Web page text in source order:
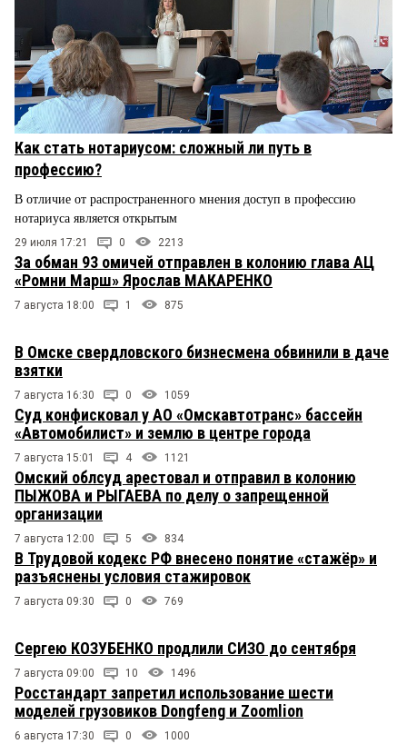
Как стать нотариусом: сложный ли путь в
профессию?
В отличие от распространенного мнения доступ в профессию
нотариуса является открытым
29 июля 17:21 0 2213
За обман 93 омичей отправлен в колонию глава АЦ
«Ромни Марш» Ярослав МАКАРЕНКО
7 августа 18:00 1 875
В Омске свердловского бизнесмена обвинили в даче
взятки
7 августа 16:30 0 1059
Суд конфисковал у АО «Омскавтотранс» бассейн
«Автомобилист» и землю в центре города
7 августа 15:01 4 1121
Омский облсуд арестовал и отправил в колонию
ПЫЖОВА и РЫГАЕВА по делу о запрещенной
организации
7 августа 12:00 5 834
В Трудовой кодекс РФ внесено понятие «стажёр» и
разъяснены условия стажировок
7 августа 09:30 0 769
Сергею КОЗУБЕНКО продлили СИЗО до сентября
7 августа 09:00 10 1496
Росстандарт запретил использование шести
моделей грузовиков Dongfeng и Zoomlion
6 августа 17:30 0 1000